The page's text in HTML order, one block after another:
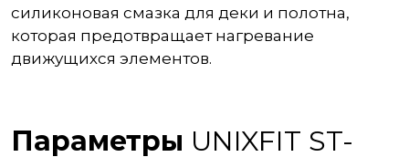
силиконовая смазка для деки и полотна,
которая предотвращает нагревание
движущихся элементов.
Параметры UNIXFIT ST-